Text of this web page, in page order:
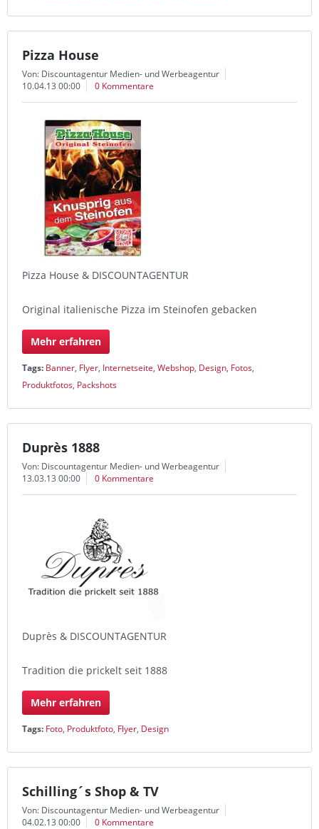
Pizza House
Von: Discountagentur Medien- und Werbeagentur
10.04.13 00:00
0 Kommentare
Pizza House & DISCOUNTAGENTUR
Original italienische Pizza im Steinofen gebacken
Mehr erfahren
Tags: Banner, Flyer, Internetseite, Webshop, Design, Fotos,
Produktfotos, Packshots
Duprès 1888
Von: Discountagentur Medien- und Werbeagentur
13.03.13 00:00
0 Kommentare
Duprès & DISCOUNTAGENTUR
Tradition die prickelt seit 1888
Mehr erfahren
Tags: Foto, Produktfoto, Flyer, Design
Schilling´s Shop & TV
Von: Discountagentur Medien- und Werbeagentur
04.02.13 00:00
0 Kommentare